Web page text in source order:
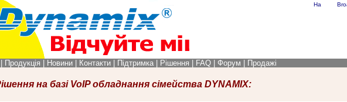
Продукція Новини Контакти Підтримка Рішення FAQ Форум Продажі
на базі VoIP обладнання сімейства DYNAMIX: